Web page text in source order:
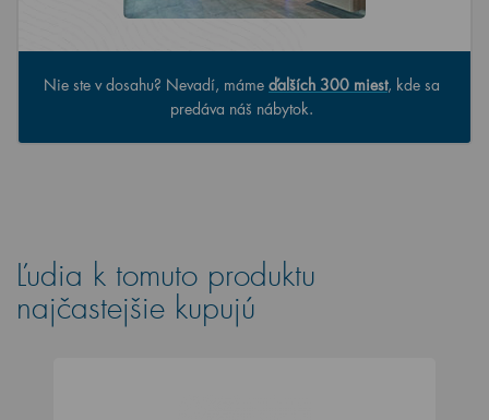
Nie ste v dosahu? Nevadí, máme ďalších 300 miest, kde sa
predáva náš nábytok.
Ľudia k tomuto produktu
najčastejšie kupujú